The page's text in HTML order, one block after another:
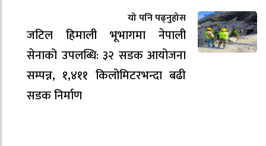
यो पनि पढ्नुहोस
जटिल हिमाली भूभागमा नेपाली
सेनाको उपलब्धि: ३२ सडक आयोजना
सम्पन्न, १,४११ किलोमिटरभन्दा बढी
सडक निर्माण